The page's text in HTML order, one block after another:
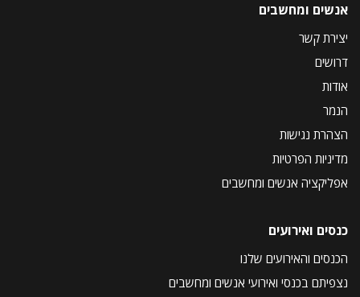
אנשים ומחשבים
יצירת קשר
דרושים
אודות
הנמר
הצהרת נגישות
מדיניות הפרטיות
אפליקציה אנשים ומחשבים
כנסים ואירועים
הכנסים והאירועים שלנו
נצפיתם בכנסי ואירועי אנשים ומחשבים